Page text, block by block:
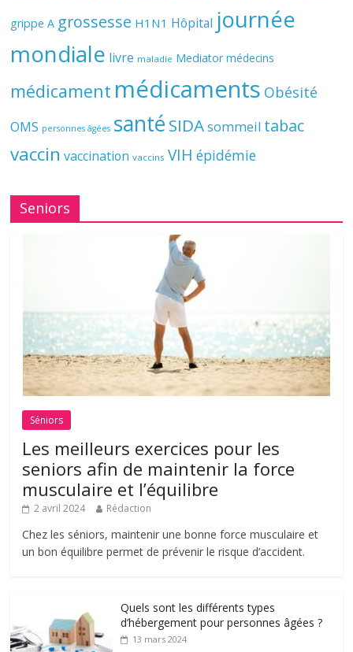
grippe A grossesse H1N1 Hôpital journée
mondiale livre maladie Mediator médecins
médicament médicaments Obésité
OMS personnes âgées santé SIDAsommeil tabac
vaccin vaccination vaccins VIH épidémie
Seniors
Séniors
Les meilleurs exercices pour les
seniors afin de maintenir la force
musculaire et l’équilibre
2 avril 2024 Rédaction
Chez les séniors, maintenir une bonne force musculaire et
un bon équilibre permet de prévenir le risque d’accident.
Quels sont les différents types
d’hébergement pour personnes âgées ?
13 mars 2024